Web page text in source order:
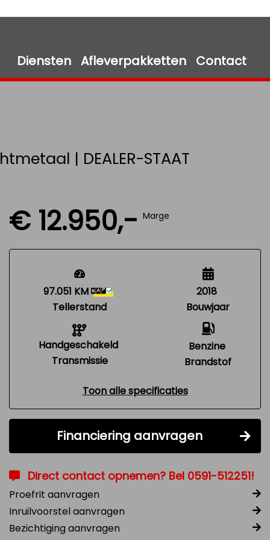
Diensten Afleverpakketten Contact
| DEALER-STAAT
€ 12.950,- Marge
97.051 KM
Tellerstand
Handgeschakeld
Transmissie
2018
Bouwjaar
Benzine
Brandstof
Toon alle specificaties
Financiering aanvragen
Direct contact opnemen? Bel 0591-512251!
Proefrit aanvragen
Inruilvoorstel aanvragen
Bezichtiging aanvragen